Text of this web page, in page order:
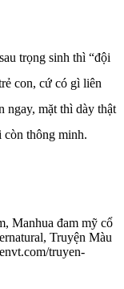
trọng sinh thì “đội
con, cứ có gì liên
ngay, mặt thì dày thật
còn thông minh.
Manhua đam mỹ cổ
Truyện Màu
truyen-